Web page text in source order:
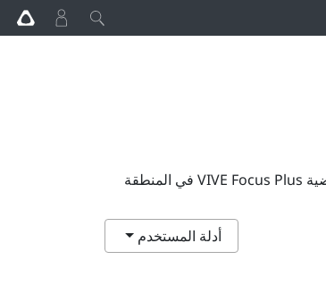
تتطاير وحدتا التحكم في جميع أرجاء المكان بالواقع الافتراضي عند استخدام نظارتي رؤية افتراضية VIVE Focus Plus في المنطقة
أدلة المستخدم